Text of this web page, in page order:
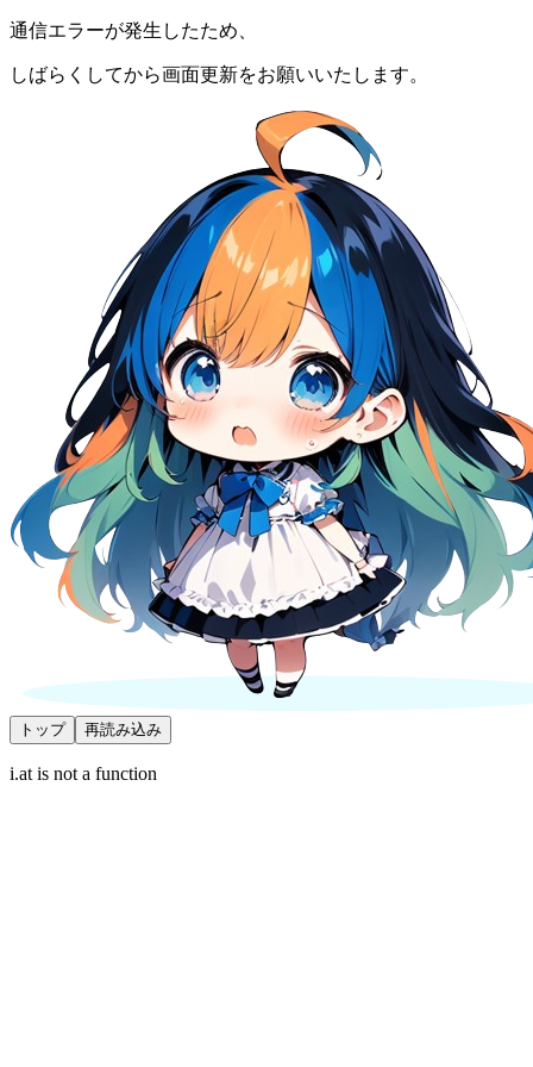
通信エラーが発生したため、
しばらくしてから画面更新をお願いいたします。
トップ 再読み込み
i.at is not a function